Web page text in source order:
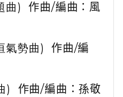
曲)作曲/編曲：風
氣勢曲)作曲/編
) 作曲/編曲：孫敬